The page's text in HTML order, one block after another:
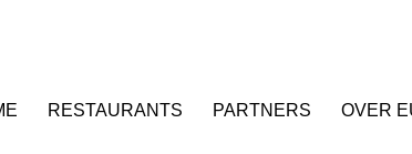
RESTAURANTS PARTNERS OVER